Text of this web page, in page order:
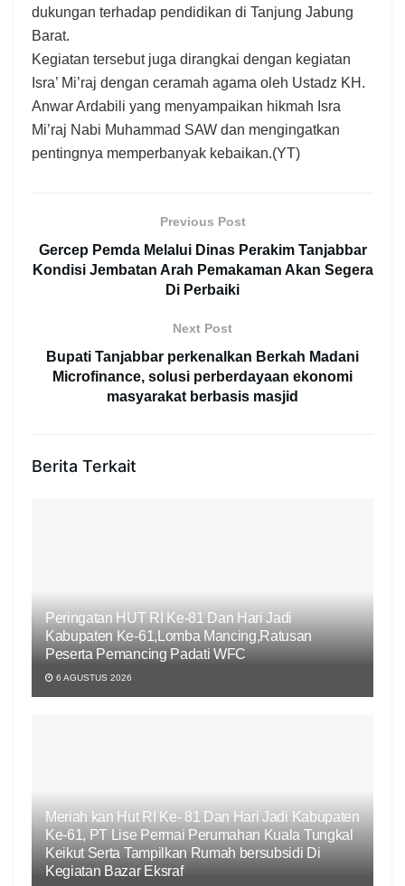
dukungan terhadap pendidikan di Tanjung Jabung
Barat.
Kegiatan tersebut juga dirangkai dengan kegiatan
Isra’ Mi’raj dengan ceramah agama oleh Ustadz KH.
Anwar Ardabili yang menyampaikan hikmah Isra
Mi’raj Nabi Muhammad SAW dan mengingatkan
pentingnya memperbanyak kebaikan.(YT)
Previous Post
Gercep Pemda Melalui Dinas Perakim Tanjabbar
Kondisi Jembatan Arah Pemakaman Akan Segera
Di Perbaiki
Next Post
Bupati Tanjabbar perkenalkan Berkah Madani
Microfinance, solusi perberdayaan ekonomi
masyarakat berbasis masjid
Berita Terkait
Peringatan HUT RI Ke-81 Dan Hari Jadi
Kabupaten Ke-61,Lomba Mancing,Ratusan
Peserta Pemancing Padati WFC
6 AGUSTUS 2026
Meriah kan Hut RI Ke- 81 Dan Hari Jadi Kabupaten
Ke-61, PT Lise Permai Perumahan Kuala Tungkal
Keikut Serta Tampilkan Rumah bersubsidi Di
Kegiatan Bazar Eksraf